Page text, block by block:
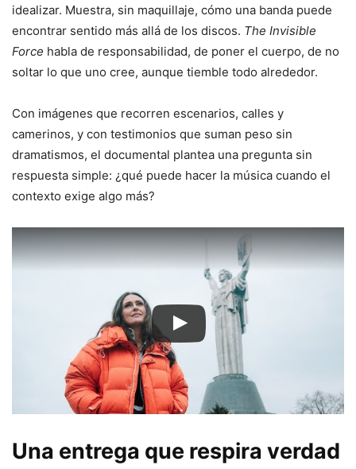
idealizar. Muestra, sin maquillaje, cómo una banda puede
encontrar sentido más allá de los discos. The Invisible
Force habla de responsabilidad, de poner el cuerpo, de no
soltar lo que uno cree, aunque tiemble todo alrededor.
Con imágenes que recorren escenarios, calles y
camerinos, y con testimonios que suman peso sin
dramatismos, el documental plantea una pregunta sin
respuesta simple: ¿qué puede hacer la música cuando el
contexto exige algo más?
Una entrega que respira verdad